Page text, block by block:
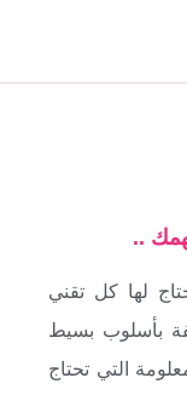
..
لها كل تقني
بأسلوب بسيط
التي تحتاج